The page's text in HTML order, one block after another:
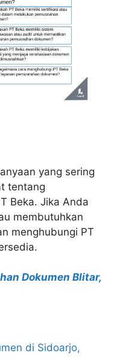
yang sering
tentang
Beka. Jika Anda
membutuhkan
menghubungi PT
Dokumen Blitar,
di Sidoarjo,